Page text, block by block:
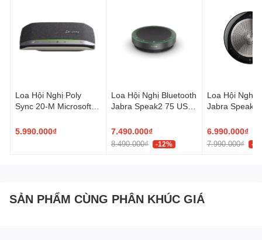
Loa Hội Nghị Poly
Sync 20-M Microsoft
(7F0J8AA)
5.990.000₫
Loa Hội Nghị Bluetooth
Jabra Speak2 75 USB-
7.490.000₫
8.490.000₫ -12%
Loa Hội Nghị
Jabra Speak
6.990.000₫
7.990.000₫ -
SẢN PHẨM CÙNG PHÂN KHÚC GIÁ